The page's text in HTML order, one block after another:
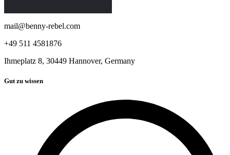
mail@benny-rebel.com
+49 511 4581876
Ihmeplatz 8, 30449 Hannover, Germany
Gut zu wissen